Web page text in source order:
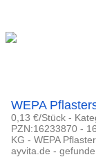
WEPA
0,13 €/Stück -
PZN:16233870 -
KG - WEPA
ayvita.de -